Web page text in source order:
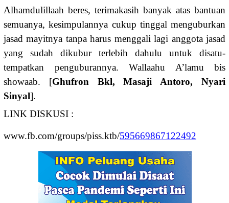
Alhamdulillaah beres, terimakasih banyak atas bantuan
semuanya, kesimpulannya cukup tinggal menguburkan
jasad mayitnya tanpa harus menggali lagi anggota jasad
yang sudah dikubur terlebih dahulu untuk disatu-
tempatkan penguburannya. Wallaahu A’lamu bis
showaab. [Ghufron Bkl, Masaji Antoro, Nyari
Sinyal].
LINK DISKUSI :
www.fb.com/groups/piss.ktb/595669867122492